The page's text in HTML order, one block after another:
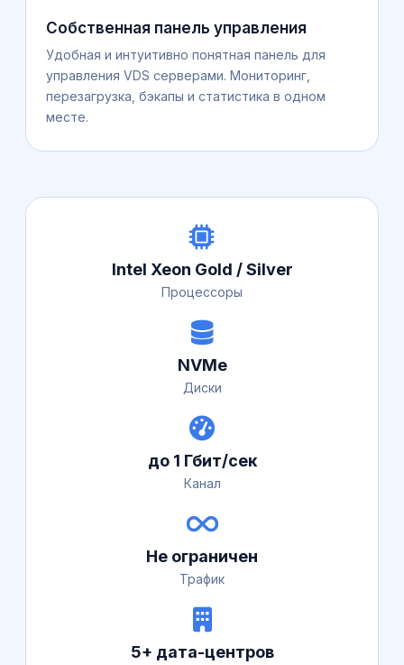
Собственная панель управления
Удобная и интуитивно понятная панель для
управления VDS серверами. Мониторинг,
перезагрузка, бэкапы и статистика в одном
месте.
Intel Xeon Gold / Silver
Процессоры
NVMe
Диски
до 1 Гбит/сек
Канал
Не ограничен
Трафик
5+ дата-центров